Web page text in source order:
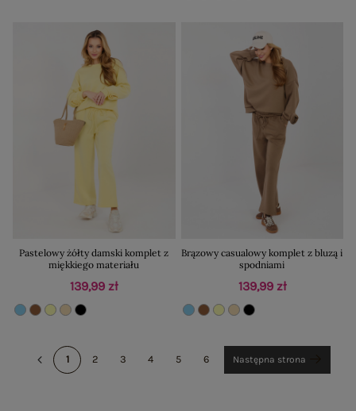
Pastelowy żółty damski komplet z
miękkiego materiału
139,99 zł
Brązowy casualowy komplet z bluzą i
spodniami
139,99 zł
1 2 3 4 5 6 Następna strona